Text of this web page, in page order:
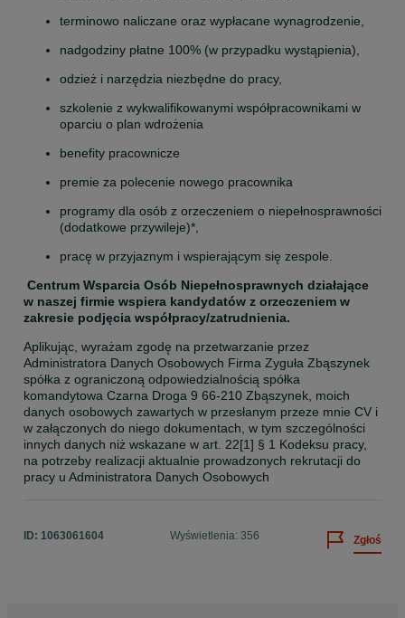
terminowo naliczane oraz wypłacane wynagrodzenie,
nadgodziny płatne 100% (w przypadku wystąpienia),
odzież i narzędzia niezbędne do pracy,
szkolenie z wykwalifikowanymi współpracownikami w
oparciu o plan wdrożenia
benefity pracownicze
premie za polecenie nowego pracownika
programy dla osób z orzeczeniem o niepełnosprawności
(dodatkowe przywileje)*,
pracę w przyjaznym i wspierającym się zespole.
Centrum Wsparcia Osób Niepełnosprawnych działające
w naszej firmie wspiera kandydatów z orzeczeniem w
zakresie podjęcia współpracy/zatrudnienia.
Aplikując, wyrażam zgodę na przetwarzanie przez
Administratora Danych Osobowych Firma Zyguła Zbąszynek
spółka z ograniczoną odpowiedzialnością spółka
komandytowa Czarna Droga 9 66-210 Zbąszynek, moich
danych osobowych zawartych w przesłanym przeze mnie CV i
w załączonych do niego dokumentach, w tym szczególności
innych danych niż wskazane w art. 22[1] § 1 Kodeksu pracy,
na potrzeby realizacji aktualnie prowadzonych rekrutacji do
pracy u Administratora Danych Osobowych
ID: 1063061604 Wyświetlenia: 356 Zgłoś